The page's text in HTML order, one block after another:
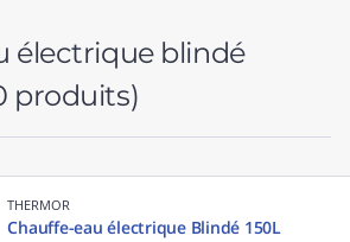
électrique blindé
produits)
THERMOR
Chauffe-eau électrique Blindé 150L